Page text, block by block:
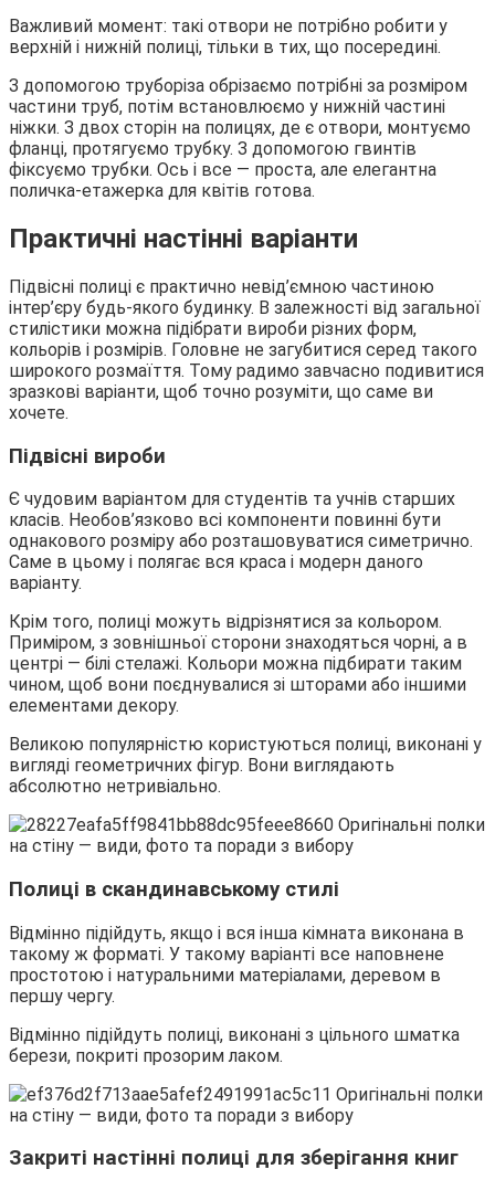
Важливий момент: такі отвори не потрібно робити у
верхній і нижній полиці, тільки в тих, що посередині.
З допомогою труборіза обрізаємо потрібні за розміром
частини труб, потім встановлюємо у нижній частині
ніжки. З двох сторін на полицях, де є отвори, монтуємо
фланці, протягуємо трубку. З допомогою гвинтів
фіксуємо трубки. Ось і все — проста, але елегантна
поличка-етажерка для квітів готова.
Практичні настінні варіанти
Підвісні полиці є практично невід’ємною частиною
інтер’єру будь-якого будинку. В залежності від загальної
стилістики можна підібрати вироби різних форм,
кольорів і розмірів. Головне не загубитися серед такого
широкого розмаїття. Тому радимо завчасно подивитися
зразкові варіанти, щоб точно розуміти, що саме ви
хочете.
Підвісні вироби
Є чудовим варіантом для студентів та учнів старших
класів. Необов’язково всі компоненти повинні бути
однакового розміру або розташовуватися симетрично.
Саме в цьому і полягає вся краса і модерн даного
варіанту.
Крім того, полиці можуть відрізнятися за кольором.
Приміром, з зовнішньої сторони знаходяться чорні, а в
центрі — білі стелажі. Кольори можна підбирати таким
чином, щоб вони поєднувалися зі шторами або іншими
елементами декору.
Великою популярністю користуються полиці, виконані у
вигляді геометричних фігур. Вони виглядають
абсолютно нетривіально.
Полиці в скандинавському стилі
Відмінно підійдуть, якщо і вся інша кімната виконана в
такому ж форматі. У такому варіанті все наповнене
простотою і натуральними матеріалами, деревом в
першу чергу.
Відмінно підійдуть полиці, виконані з цільного шматка
берези, покриті прозорим лаком.
Закриті настінні полиці для зберігання книг